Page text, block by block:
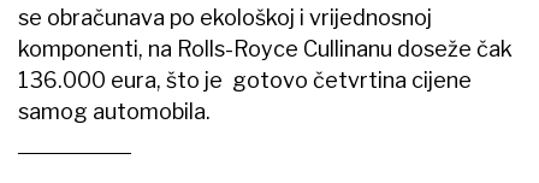
se obračunava po ekološkoj i vrijednosnoj
komponenti, na Rolls-Royce Cullinanu doseže čak
136.000 eura, što je gotovo četvrtina cijene
samog automobila.